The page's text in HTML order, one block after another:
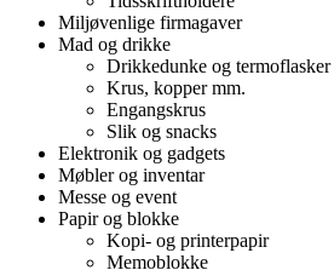
Miljøvenlige firmagaver
Mad og drikke
Drikkedunke og termoflasker
Krus, kopper mm.
Engangskrus
Slik og snacks
Elektronik og gadgets
Møbler og inventar
Messe og event
Papir og blokke
Kopi- og printerpapir
Memoblokke